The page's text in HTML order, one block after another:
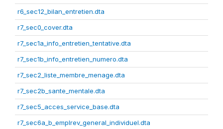
r6_sec12_bilan_entretien.dta
r7_sec0_cover.dta
r7_sec1a_info_entretien_tentative.dta
r7_sec1b_info_entretien_numero.dta
r7_sec2_liste_membre_menage.dta
r7_sec2b_sante_mentale.dta
r7_sec5_acces_service_base.dta
r7_sec6a_b_emplrev_general_individuel.dta